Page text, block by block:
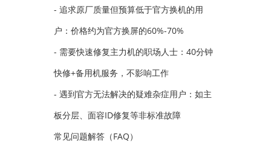
- 追求原厂质量但预算低于官方换机的用
户：价格约为官方换屏的60%-70%
- 需要快速修复主力机的职场人士：40分钟
快修+备用机服务，不影响工作
- 遇到官方无法解决的疑难杂症用户：如主
板分层、面容ID修复等非标准故障
常见问题解答（FAQ）